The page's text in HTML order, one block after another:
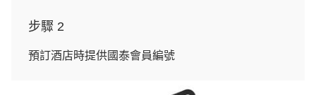
步驟 2
預訂酒店時提供國泰會員編號